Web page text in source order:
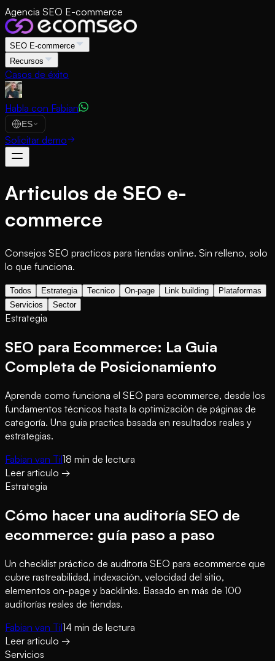
Agencia SEO E-commerce
SEO E-commerce
Recursos
Casos de éxito
Habla con Fabian
ES
Solicitar demo
Articulos de SEO e-
commerce
Consejos SEO practicos para tiendas online. Sin relleno, solo
lo que funciona.
Todos Estrategia Tecnico On-page Link building
Plataformas
Servicios
Sector
Estrategia
SEO para Ecommerce: La Guia
Completa de Posicionamiento
Aprende como funciona el SEO para ecommerce, desde los
fundamentos técnicos hasta la optimización de páginas de
categoría. Una guia practica basada en resultados reales y
estrategias.
Fabian van Til18 min de lectura
Leer articulo →
Estrategia
Cómo hacer una auditoría SEO de
ecommerce: guía paso a paso
Un checklist práctico de auditoría SEO para ecommerce que
cubre rastreabilidad, indexación, velocidad del sitio,
elementos on-page y backlinks. Basado en más de 100
auditorías reales de tiendas.
Fabian van Til14 min de lectura
Leer articulo →
Servicios